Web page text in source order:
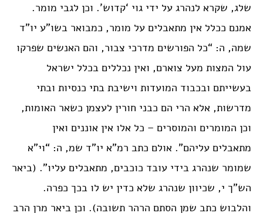
שלג, שקרא לנהרג על ידי גוי ‘קדוש’. וכן לגבי מומר.
אמנם ככלל אין מתאבלים על מומר, כמבואר בשו”ע יו”ד
שמה, ה: “כל הפורשים מדרכי צבור, והם האנשים שפרקו
עול המצות מעל צוארם, ואין נכללים בכלל ישראל
בעשייתם ובכבוד המועדות וישיבת בתי כנסיות ובתי
מדרשות, אלא הרי הם כבני חורין לעצמן כשאר האומות,
וכן המומרים והמוסרים – כל אלו אין אוננים ואין
מתאבלים עליהם”. אולם כתב רמ”א יו”ד שמ, ה: “וי”א
שמומר שנהרג בידי עובד כוכבים, מתאבלים עליו”. (ביאר
הש”ך י, שכיוון שנהרג שלא כדין יש לו בכך כפרה.
והלבוש כתב שמן הסתם הרהר תשובה). וכן ביאר מרן הרב